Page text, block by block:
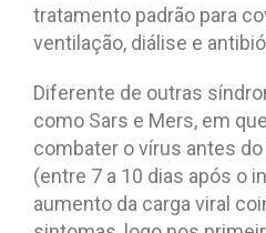
tratamento padrão para
ventilação, diálise e
Diferente de outras
como Sars e Mers, em
combater o vírus antes
(entre 7 a 10 dias após o
aumento da carga viral